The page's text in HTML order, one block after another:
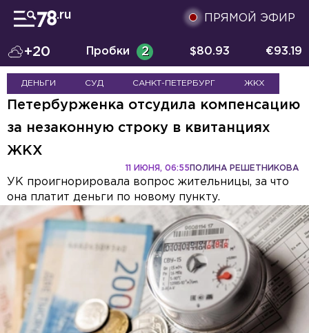
ПРЯМОЙ ЭФИР
+20 Пробки 2 $80.93 €93.19
ДЕНЬГИ СУД САНКТ-ПЕТЕРБУРГ ЖКХ
Петербурженка отсудила компенсацию
за незаконную строку в квитанциях
ЖКХ
ПОЛИНА РЕШЕТНИКОВА
11 ИЮНЯ, 06:55
УК проигнорировала вопрос жительницы, за что
она платит деньги по новому пункту.